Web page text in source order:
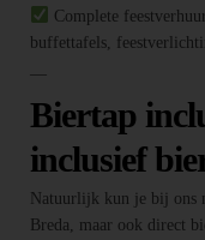
Complete
buffettafels,
—
Biertap
inclusief
Natuurlijk kun je bij ons
Breda, maar ook direct